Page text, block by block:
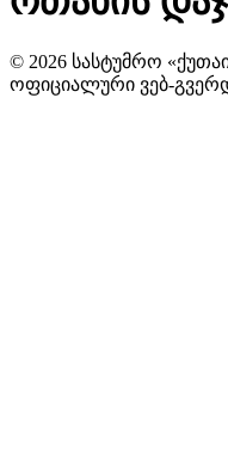
© 2026 სასტუმრო
ოფიციალური ვებ-